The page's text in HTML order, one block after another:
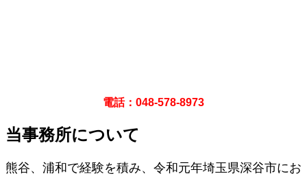
電話：048-578-8973
当事務所について
熊谷、浦和で経験を積み、令和元年埼玉県深谷市にお